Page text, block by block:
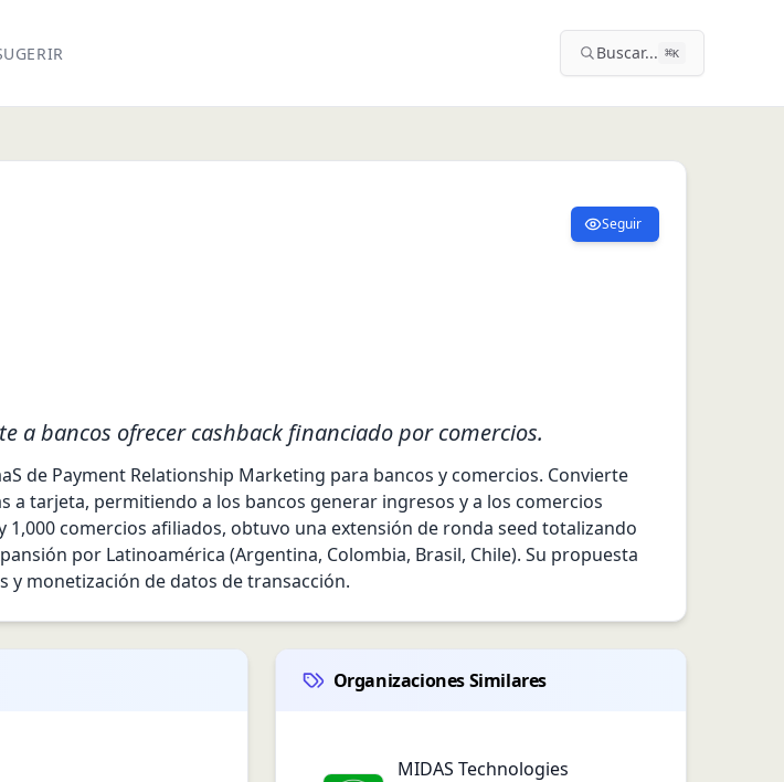
Buscar... ⌘K
Seguir
bancos ofrecer cashback financiado por comercios.
de Payment Relationship Marketing para bancos y comercios. Convierte
tarjeta, permitiendo a los bancos generar ingresos y a los comercios
comercios afiliados, obtuvo una extensión de ronda seed totalizando
por Latinoamérica (Argentina, Colombia, Brasil, Chile). Su propuesta
y monetización de datos de transacción.
Organizaciones Similares
MIDAS Technologies